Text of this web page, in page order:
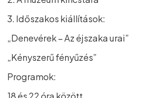
3. Időszakos kiállítások:
„Denevérek – Az éjszaka urai”
„Kényszerű fényűzés”
Programok:
18 és 22 óra között